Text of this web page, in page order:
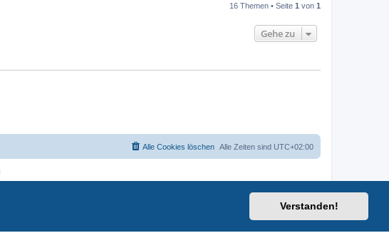
Verstanden!
16 Themen • Seite 1 von 1
Gehe zu
Alle Zeiten sind UTC+02:00
Alle Cookies löschen